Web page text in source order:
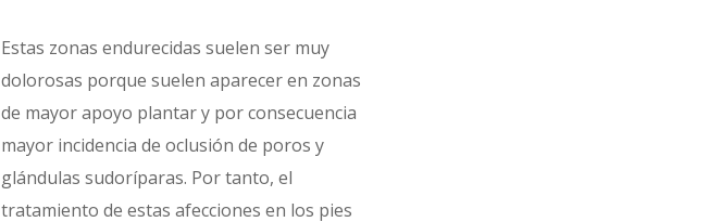
Estas zonas endurecidas suelen ser muy
dolorosas porque suelen aparecer en zonas
de mayor apoyo plantar y por consecuencia
mayor incidencia de oclusión de poros y
glándulas sudoríparas. Por tanto, el
tratamiento de estas afecciones en los pies